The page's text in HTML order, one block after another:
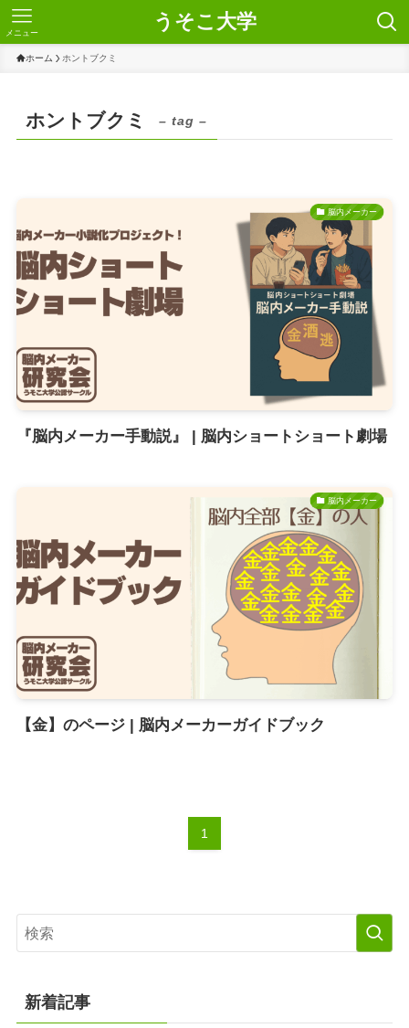
うそこ大学
メニュー
ホーム ホントブクミ
ホントブクミ – tag –
脳内メーカー
『脳内メーカー手動説』 | 脳内ショートショート劇場
脳内メーカー
【金】のページ | 脳内メーカーガイドブック
1
新着記事